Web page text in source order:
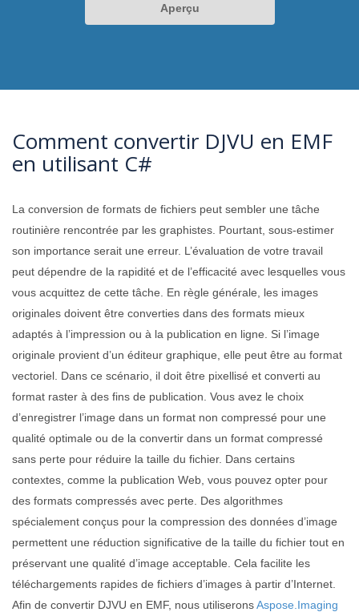
Aperçu
Comment convertir DJVU en EMF
en utilisant C#
La conversion de formats de fichiers peut sembler une tâche
routinière rencontrée par les graphistes. Pourtant, sous-estimer
son importance serait une erreur. L’évaluation de votre travail
peut dépendre de la rapidité et de l’efficacité avec lesquelles vous
vous acquittez de cette tâche. En règle générale, les images
originales doivent être converties dans des formats mieux
adaptés à l’impression ou à la publication en ligne. Si l’image
originale provient d’un éditeur graphique, elle peut être au format
vectoriel. Dans ce scénario, il doit être pixellisé et converti au
format raster à des fins de publication. Vous avez le choix
d’enregistrer l’image dans un format non compressé pour une
qualité optimale ou de la convertir dans un format compressé
sans perte pour réduire la taille du fichier. Dans certains
contextes, comme la publication Web, vous pouvez opter pour
des formats compressés avec perte. Des algorithmes
spécialement conçus pour la compression des données d’image
permettent une réduction significative de la taille du fichier tout en
préservant une qualité d’image acceptable. Cela facilite les
téléchargements rapides de fichiers d’images à partir d’Internet.
Afin de convertir DJVU en EMF, nous utiliseronsAspose.Imaging